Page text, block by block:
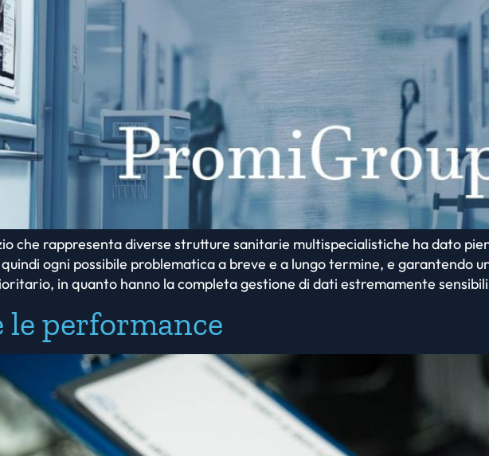
che rappresenta diverse strutture sanitarie multispecialistiche ha dato
ogni possibile problematica a breve e a lungo termine, e garantendo
in quanto hanno la completa gestione di dati estremamente
performance